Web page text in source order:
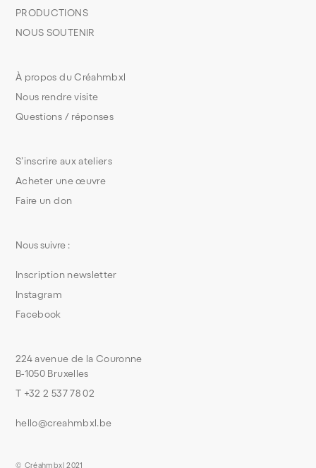
S’inscrire aux ateliers
Acheter une œuvre
Faire un don
À propos du Créahmbxl
Nous rendre visite
Questions / réponses
PRODUCTIONS
NOUS SOUTENIR
224 avenue de la Couronne
B-1050 Bruxelles
T +32 2 537 78 02
hello@creahmbxl.be
Nous suivre :
Inscription newsletter
Instagram
Facebook
© Créahmbxl 2021